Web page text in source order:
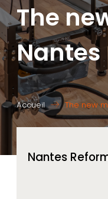
The
Nantes
Accueil The new
Nantes